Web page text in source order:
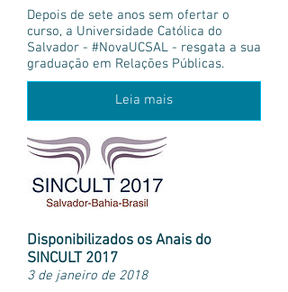
Depois de sete anos sem ofertar o
curso, a Universidade Católica do
Salvador - #NovaUCSAL - resgata a sua
graduação em Relações Públicas.
Leia mais
Disponibilizados os Anais do
SINCULT 2017
3 de janeiro de 2018